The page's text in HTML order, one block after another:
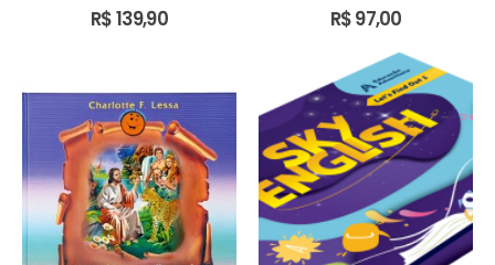
R$139,90 R$97,00